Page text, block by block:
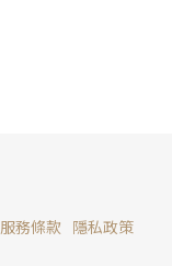
服務條款 隱私政策